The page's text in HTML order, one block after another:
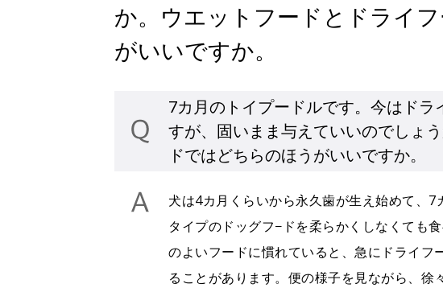
か。ウエットフードとドライ
がいいですか。
7カ月のトイプードルです。今はド
すが、固いまま与えていいのでしょ
ドではどちらのほうがいいですか。
犬は4カ月くらいから永久歯が生え始めて、
タイプのドッグフ−ドを柔らかくしなくても
のよいフードに慣れていると、急にドライフ
ることがあります。便の様子を見ながら、徐